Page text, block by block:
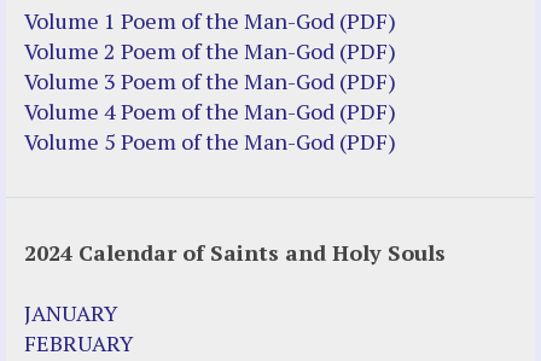
Justice Action: Interviews William
Costellia
Truth be Known – Legal Doc 1 of 2
Truth be Known – Legal Doc 2 of 2
Mirror Websites
Noteworthy
2023 Calendar (PDF)
500 Years of Marian Apparitions
Volume 1 Poem of the Man-God (PDF)
Volume 2 Poem of the Man-God (PDF)
Volume 3 Poem of the Man-God (PDF)
Volume 4 Poem of the Man-God (PDF)
Volume 5 Poem of the Man-God (PDF)
2024 Calendar of Saints and Holy Souls
JANUARY
FEBRUARY